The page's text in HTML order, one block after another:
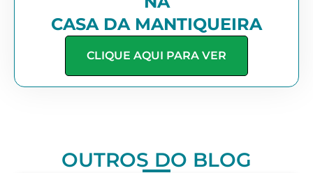
CASA DA MANTIQUEIRA
CLIQUE AQUI PARA VER
OUTROS DO BLOG